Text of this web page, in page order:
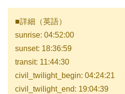
■詳細（英語）
sunrise: 04:52:00
sunset: 18:36:59
transit: 11:44:30
civil_twilight_begin: 04:24:21
civil_twilight_end: 19:04:39